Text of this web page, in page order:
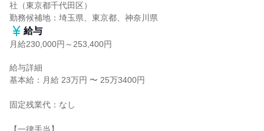
社（東京都千代田区）
勤務候補地：埼玉県、東京都、神奈川県
給与
月給230,000円～253,400円
給与詳細
基本給：月給 23万円 〜 25万3400円
固定残業代：なし